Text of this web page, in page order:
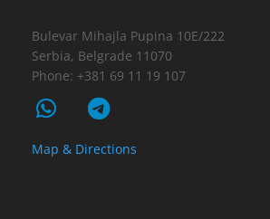
Bulevar Mihajla Pupina 10E/222
Serbia, Belgrade 11070
Phone: +381 69 11 19 107
Map & Directions